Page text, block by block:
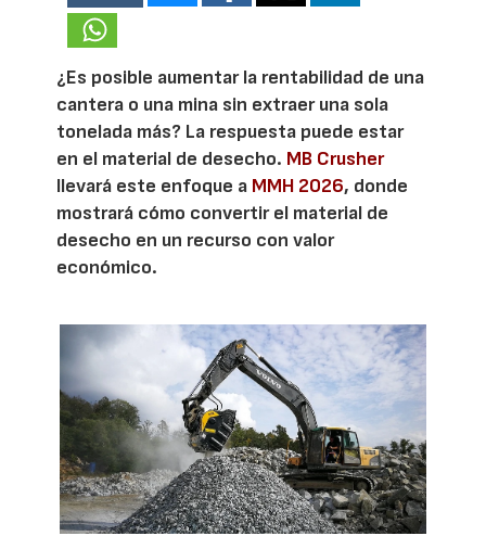
¿Es posible aumentar la rentabilidad de una
cantera o una mina sin extraer una sola
tonelada más? La respuesta puede estar
en el material de desecho. MB Crusher
llevará este enfoque a MMH 2026, donde
mostrará cómo convertir el material de
desecho en un recurso con valor
económico.